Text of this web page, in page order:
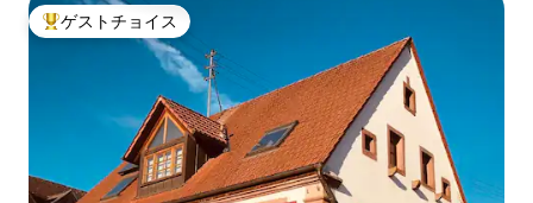
大好評のゲストチョイスです。
ゲストチョイス